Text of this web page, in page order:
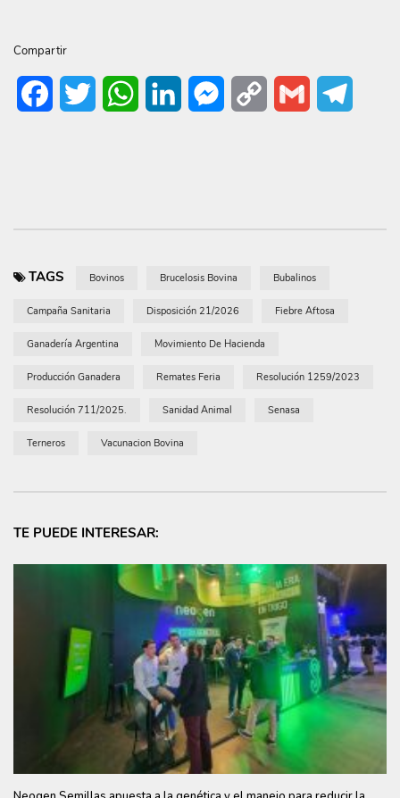
Compartir
FacebookTwitter WhatsAppLinkedIn Messenger
Copy
Gmail
TAGS Bovinos Brucelosis Bovina Bubalinos
Campaña Sanitaria Disposición 21/2026 Fiebre Aftosa
Ganadería Argentina Movimiento De Hacienda
Producción Ganadera Remates Feria Resolución 1259/2023
Resolución 711/2025. Sanidad Animal Senasa
Terneros Vacunacion Bovina
TE PUEDE INTERESAR: